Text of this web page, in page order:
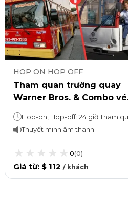
HOP ON HOP OFF
Tham quan trường quay
Warner Bros. & Combo vé
Thuyết minh âm thanh
0(0)
Giá từ: $ 112 / khách